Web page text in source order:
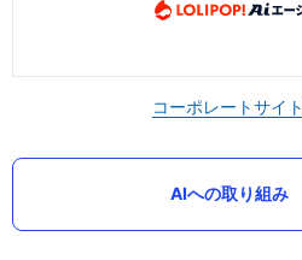
コーポレートサイト
AIへの取り組み